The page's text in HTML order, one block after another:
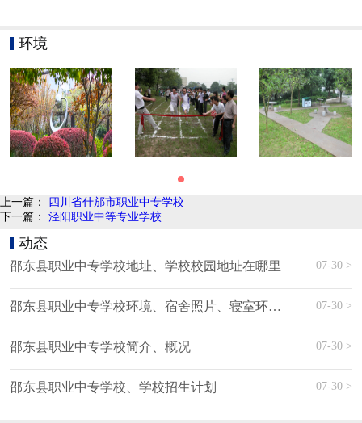
环境
上一篇： 四川省什邡市职业中专学校
下一篇： 泾阳职业中等专业学校
动态
邵东县职业中专学校地址、学校校园地址在哪里 07-30 >
邵东县职业中专学校环境、宿舍照片、寝室环境、图片 07-30 >
邵东县职业中专学校简介、概况 07-30 >
邵东县职业中专学校、学校招生计划 07-30 >